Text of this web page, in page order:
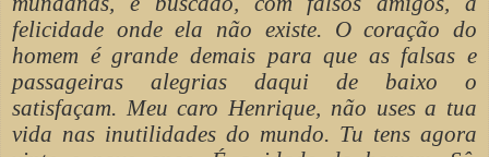
felicidade onde ela não existe. O coração do
homem é grande demais para que as falsas e
passageiras alegrias daqui de baixo o
satisfaçam. Meu caro Henrique, não uses a tua
vida nas inutilidades do mundo. Tu tens agora